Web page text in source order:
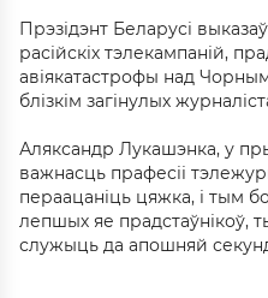
Прэзідэнт Беларусі
расійскіх тэлекампаній,
авіякатастрофы над
блізкім загінулых
Аляксандр Лукашэнка, у
важнасць прафесіі
пераацаніць цяжка, і тым
лепшых яе прадстаўнікоў,
служыць да апошняй